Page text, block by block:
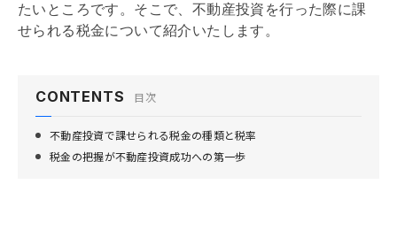
たいところです。そこで、不動産投資を行った際に課
せられる税金について紹介いたします。
CONTENTS 目次
不動産投資で課せられる税金の種類と税率
税金の把握が不動産投資成功への第一歩